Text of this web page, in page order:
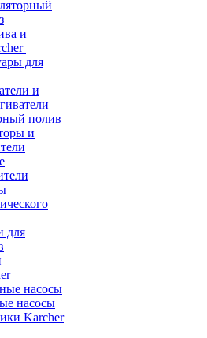
и
для
и
полив
и
для
насосы
насосы
Karcher